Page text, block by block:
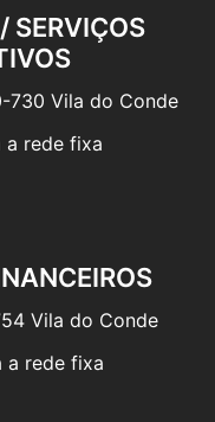
SERVIÇOS
730 Vila do Conde
a rede fixa
Vila do Conde
a rede fixa